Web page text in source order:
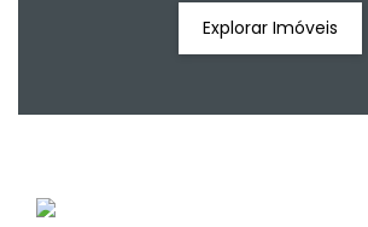
Explorar Imóveis